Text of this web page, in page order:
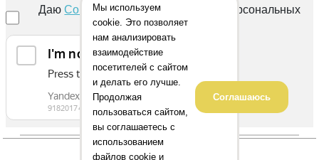
ДаюСогласиена обработку своих персональных
данных
Мы используем
cookie. Это позволяет
нам анализировать
взаимодействие
посетителей с сайтом
и делать его лучше.
Продолжая
пользоваться сайтом,
вы соглашаетесь с
использованием
файлов cookie и
Соглашаюсь